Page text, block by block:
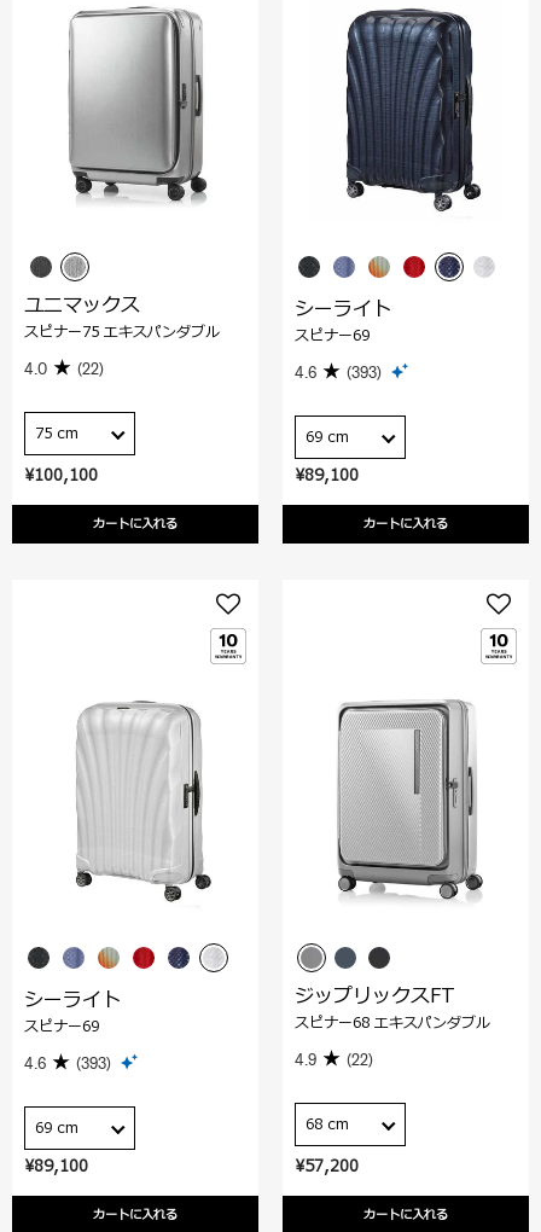
¥100,100
カートに入れる
ユニマックス
スピナー75 エキスパンダブル
4.0 (22)
75 cm
¥89,100
カートに入れる
シーライト
スピナー69
4.6 (393)
69 cm
¥89,100
カートに入れる
シーライト
スピナー69
4.6 (393)
69 cm
¥57,200
カートに入れる
ジップリックスFT
スピナー68 エキスパンダブル
4.9 (22)
68 cm